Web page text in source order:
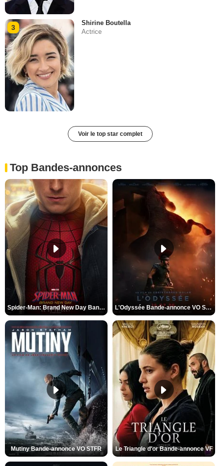
3
Shirine Boutella
Actrice
Voir le top star complet
Top Bandes-annonces
Spider-Man: Brand New Day Bande-annonce VO STFR L'Odyssée Bande-annonce VO STFR
Mutiny Bande-annonce VO STFR Le Triangle d'or Bande-annonce VF